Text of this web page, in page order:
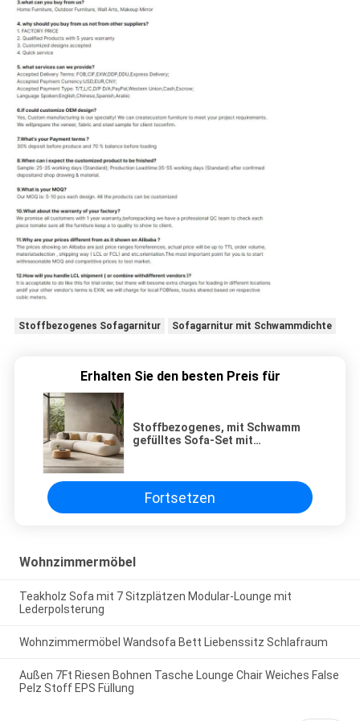
Stoffbezogenes Sofagarnitur Sofagarnitur mit Schwammdichte
Erhalten Sie den besten Preis für
Stoffbezogenes, mit Schwamm
gefülltes Sofa-Set mit
Wohnzimmer
Fortsetzen
Wohnzimmermöbel
Teakholz Sofa mit 7 Sitzplätzen Modular-Lounge mit
Lederpolsterung
Wohnzimmermöbel Wandsofa Bett Liebenssitz Schlafraum
Außen 7Ft Riesen Bohnen Tasche Lounge Chair Weiches False
Pelz Stoff EPS Füllung